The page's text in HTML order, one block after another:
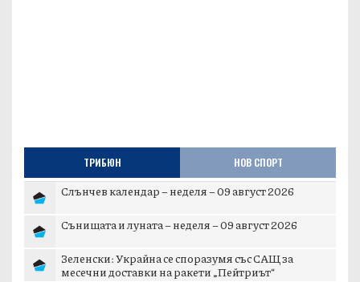
ТРИБЮН НОВ СПОРТ
Слънчев календар – неделя – 09 август 2026
Сънищата и луната – неделя – 09 август 2026
Зеленски: Украйна се споразумя със САЩ за
месечни доставки на ракети „Пейтриът“